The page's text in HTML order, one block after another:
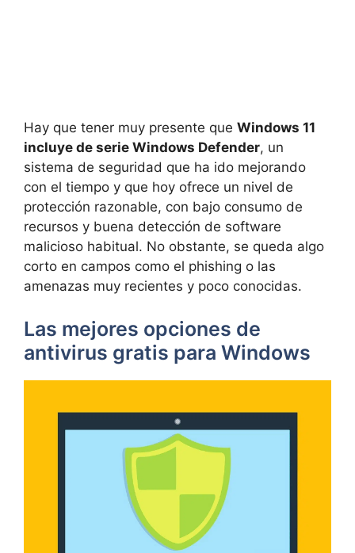
Hay que tener muy presente que Windows 11
incluye de serie Windows Defender, un
sistema de seguridad que ha ido mejorando
con el tiempo y que hoy ofrece un nivel de
protección razonable, con bajo consumo de
recursos y buena detección de software
malicioso habitual. No obstante, se queda algo
corto en campos como el phishing o las
amenazas muy recientes y poco conocidas.
Las mejores opciones de
antivirus gratis para Windows